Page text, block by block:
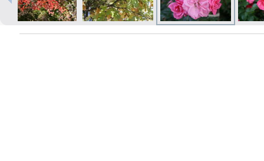
Izdrukas 1h laikā Rīgā – pasūtiet